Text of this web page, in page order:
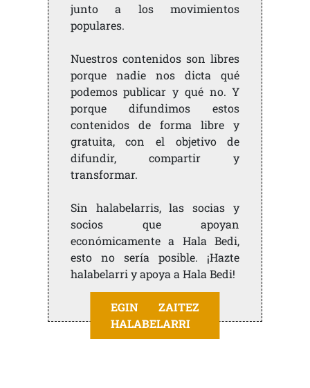
junto a los movimientos
populares.
Nuestros contenidos son libres
porque nadie nos dicta qué
podemos publicar y qué no. Y
porque difundimos estos
contenidos de forma libre y
gratuita, con el objetivo de
difundir, compartir y
transformar.
Sin halabelarris, las socias y
socios que apoyan
económicamente a Hala Bedi,
esto no sería posible. ¡Hazte
halabelarri y apoya a Hala Bedi!
EGIN ZAITEZ
HALABELARRI